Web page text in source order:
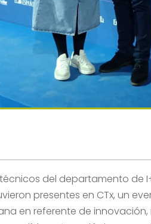
del departamento de
presentes en CTx, un
en referente de